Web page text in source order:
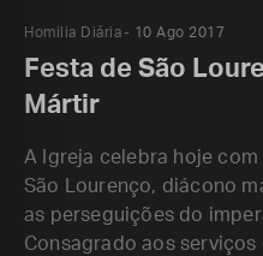
Homilia Diária 10 Ago 2017
Festa de São
Mártir
A Igreja celebra hoje
São Lourenço, diácono
as perseguições do
Consagrado aos